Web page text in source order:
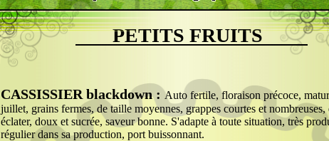
PETITS FRUITS
CASSISSIER blackdown :Auto fertile, floraison précoce,
juillet, grains fermes, de taille moyennes, grappes courtes et nombreuses,
éclater, doux et sucrée, saveur bonne. S'adapte à toute situation, très
régulier dans sa production, port buissonnant.